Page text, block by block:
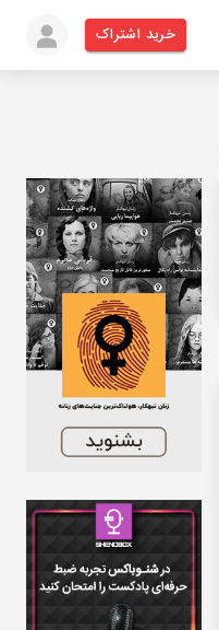
خرید اشتراک